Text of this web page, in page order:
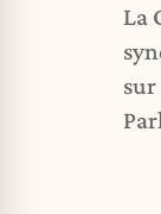
La